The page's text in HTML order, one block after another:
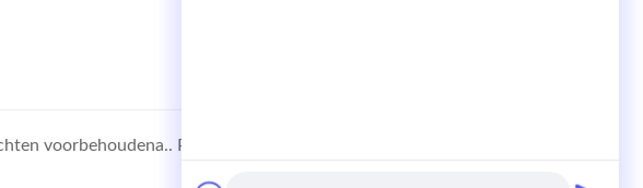
voorbehoudena.. Privacybeleid